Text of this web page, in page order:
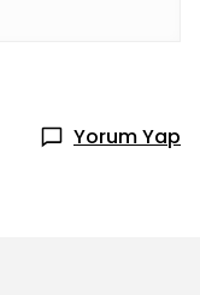
Yorum Yap